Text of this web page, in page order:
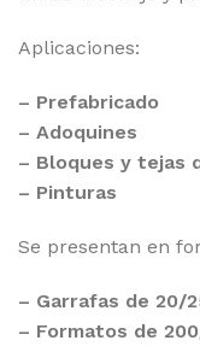
Aplicaciones:
– Prefabricado
– Adoquines
– Bloques y tejas
– Pinturas
Se presentan en
– Garrafas de 20/
– Formatos de